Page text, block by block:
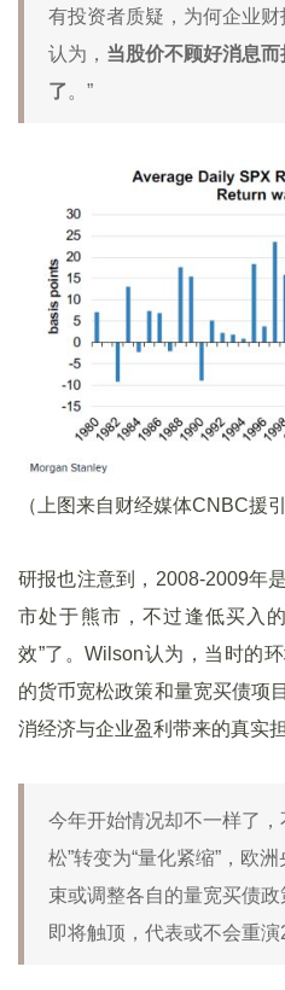
有投资者质疑，为何企业
认为， 当股价不顾好消息
了 。”
（上图来自财经媒体CNBC援
研报也注意到，2008-2009年
市处于熊市，不过逢低买入
效”了。Wilson认为，当时的
的货币宽松政策和量宽买债项
消经济与企业盈利带来的真实
今年开始情况却不一样了
松”转变为“量化紧缩”，欧
束或调整各自的量宽买债
即将触顶，代表或不会重演